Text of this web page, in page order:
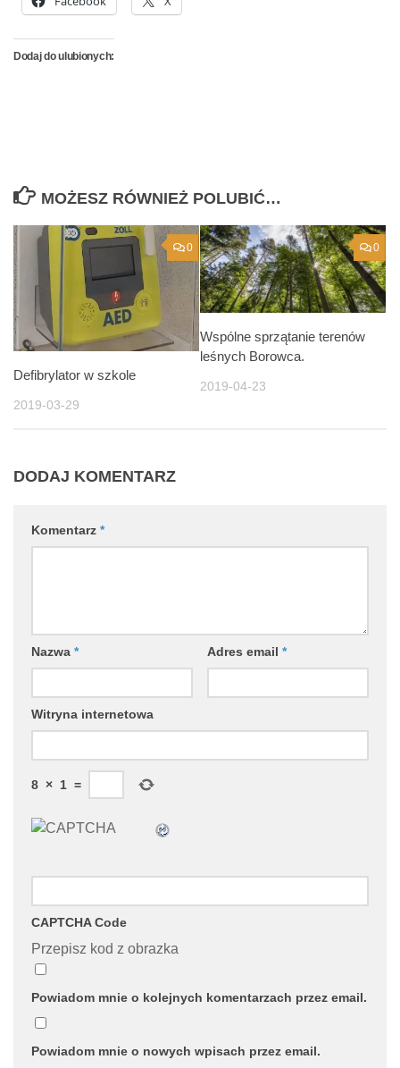
Dodaj do ulubionych:
MOŻESZ RÓWNIEŻ POLUBIĆ…
0
Defibrylator w szkole
2019-03-29
0
Wspólne sprzątanie terenów
leśnych Borowca.
2019-04-23
DODAJ KOMENTARZ
Komentarz *
Nazwa * Adres email *
Witryna internetowa
8 × 1 =
CAPTCHA Code
Przepisz kod z obrazka
Powiadom mnie o kolejnych komentarzach przez email.
Powiadom mnie o nowych wpisach przez email.